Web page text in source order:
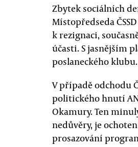
Zbytek sociálních
Místopředseda
k rezignaci,
účasti. S jasnějším
poslaneckého klubu.
V případě odchodu
politického hnutí
Okamury. Ten
nedůvěry, je
prosazování